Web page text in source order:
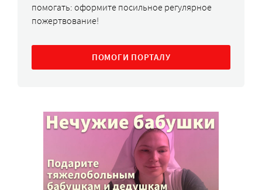
помогать: оформите посильное регулярное
пожертвование!
ПОМОГИ ПОРТАЛУ